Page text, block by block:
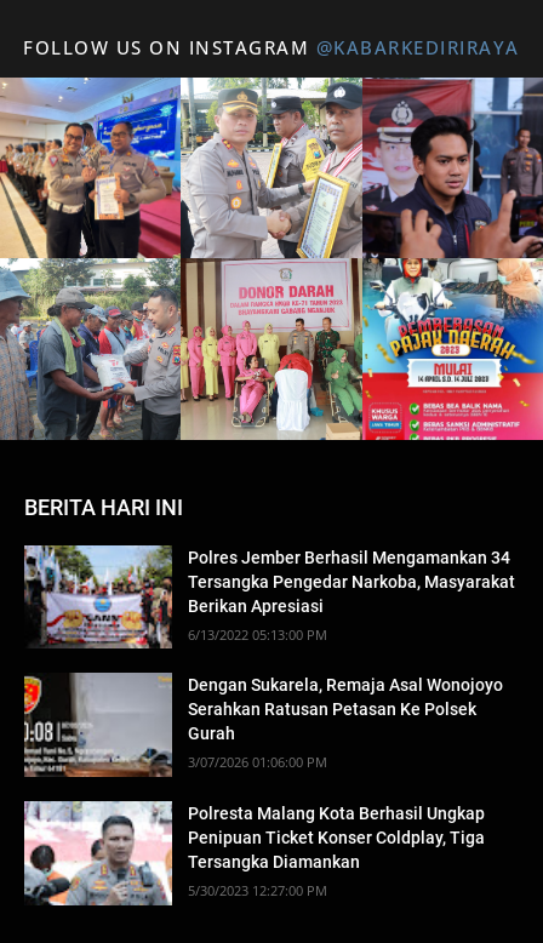
FOLLOW US ON INSTAGRAM @KABARKEDIRIRAYA
BERITA HARI INI
Polres Jember Berhasil Mengamankan 34
Tersangka Pengedar Narkoba, Masyarakat
Berikan Apresiasi
6/13/2022 05:13:00 PM
Dengan Sukarela, Remaja Asal Wonojoyo
Serahkan Ratusan Petasan Ke Polsek
Gurah
3/07/2026 01:06:00 PM
Polresta Malang Kota Berhasil Ungkap
Penipuan Ticket Konser Coldplay, Tiga
Tersangka Diamankan
5/30/2023 12:27:00 PM